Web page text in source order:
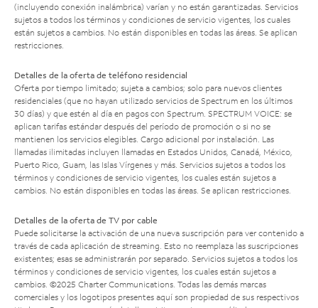
(incluyendo conexión inalámbrica) varían y no están garantizadas. Servicios
sujetos a todos los términos y condiciones de servicio vigentes, los cuales
están sujetos a cambios. No están disponibles en todas las áreas. Se aplican
restricciones.
Detalles de la oferta de teléfono residencial
Oferta por tiempo limitado; sujeta a cambios; solo para nuevos clientes
residenciales (que no hayan utilizado servicios de Spectrum en los últimos
30 días) y que estén al día en pagos con Spectrum. SPECTRUM VOICE: se
aplican tarifas estándar después del período de promoción o si no se
mantienen los servicios elegibles. Cargo adicional por instalación. Las
llamadas ilimitadas incluyen llamadas en Estados Unidos, Canadá, México,
Puerto Rico, Guam, las Islas Vírgenes y más. Servicios sujetos a todos los
términos y condiciones de servicio vigentes, los cuales están sujetos a
cambios. No están disponibles en todas las áreas. Se aplican restricciones.
Detalles de la oferta de TV por cable
Puede solicitarse la activación de una nueva suscripción para ver contenido a
través de cada aplicación de streaming. Esto no reemplaza las suscripciones
existentes; esas se administrarán por separado. Servicios sujetos a todos los
términos y condiciones de servicio vigentes, los cuales están sujetos a
cambios. ©2025 Charter Communications. Todas las demás marcas
comerciales y los logotipos presentes aquí son propiedad de sus respectivos